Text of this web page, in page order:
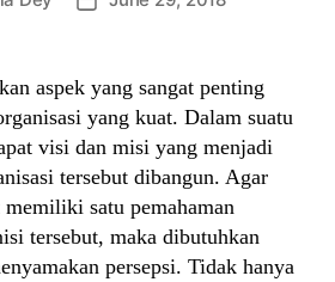
aspek yang sangat penting
yang kuat. Dalam suatu
visi dan misi yang menjadi
tersebut dibangun. Agar
memiliki satu pemahaman
tersebut, maka dibutuhkan
persepsi. Tidak hanya